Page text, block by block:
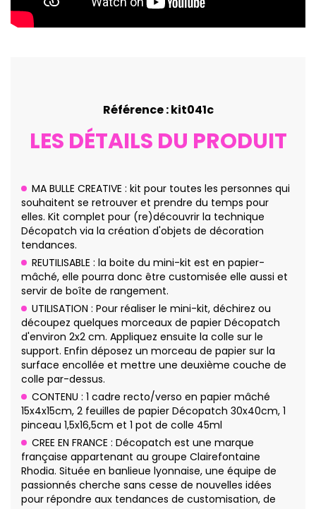
Référence : kit041c
LES DÉTAILS DU PRODUIT
MA BULLE CREATIVE : kit pour toutes les personnes qui
souhaitent se retrouver et prendre du temps pour
elles. Kit complet pour (re)découvrir la technique
Décopatch via la création d'objets de décoration
tendances.
REUTILISABLE : la boite du mini-kit est en papier-
mâché, elle pourra donc être customisée elle aussi et
servir de boîte de rangement.
UTILISATION : Pour réaliser le mini-kit, déchirez ou
découpez quelques morceaux de papier Décopatch
d'environ 2x2 cm. Appliquez ensuite la colle sur le
support. Enfin déposez un morceau de papier sur la
surface encollée et mettre une deuxième couche de
colle par-dessus.
CONTENU : 1 cadre recto/verso en papier mâché
15x4x15cm, 2 feuilles de papier Décopatch 30x40cm, 1
pinceau 1,5x16,5cm et 1 pot de colle 45ml
CREE EN FRANCE : Décopatch est une marque
française appartenant au groupe Clairefontaine
Rhodia. Située en banlieue lyonnaise, une équipe de
passionnés cherche sans cesse de nouvelles idées
pour répondre aux tendances de customisation, de